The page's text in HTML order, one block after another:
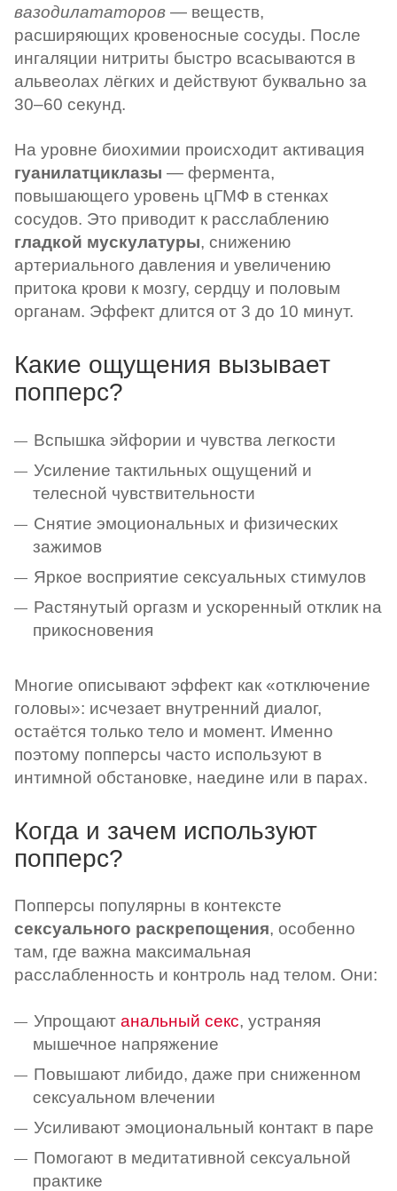
вазодилататоров — веществ,
расширяющих кровеносные сосуды. После
ингаляции нитриты быстро всасываются в
альвеолах лёгких и действуют буквально за
30–60 секунд.
На уровне биохимии происходит активация
гуанилатциклазы — фермента,
повышающего уровень цГМФ в стенках
сосудов. Это приводит к расслаблению
гладкой мускулатуры, снижению
артериального давления и увеличению
притока крови к мозгу, сердцу и половым
органам. Эффект длится от 3 до 10 минут.
Какие ощущения вызывает
попперс?
Вспышка эйфории и чувства легкости
Усиление тактильных ощущений и
телесной чувствительности
Снятие эмоциональных и физических
зажимов
Яркое восприятие сексуальных стимулов
Растянутый оргазм и ускоренный отклик на
прикосновения
Многие описывают эффект как «отключение
головы»: исчезает внутренний диалог,
остаётся только тело и момент. Именно
поэтому попперсы часто используют в
интимной обстановке, наедине или в парах.
Когда и зачем используют
попперс?
Попперсы популярны в контексте
сексуального раскрепощения, особенно
там, где важна максимальная
расслабленность и контроль над телом. Они:
Упрощают анальный секс, устраняя
мышечное напряжение
Повышают либидо, даже при сниженном
сексуальном влечении
Усиливают эмоциональный контакт в паре
Помогают в медитативной сексуальной
практике